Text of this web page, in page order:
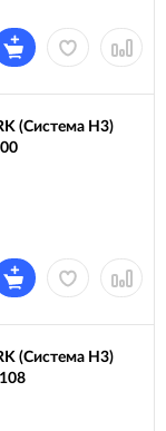
(Система H3)
(Система H3)